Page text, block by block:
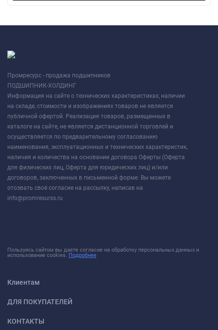
Промресурс - продажа подшипников
ПОДШИПНИК-ХОЛДИНГ
Информация на сайте о технических характеристиках, наличии
на складе, стоимости и изображениях товаров не является
публичной офертой. Реализация товаров, размещенных в
каталоге на сайте, не является дистанционной торговлей и
осуществляется по предварительному согласованию
наименования, эксплуатационных и технических характеристик,
наличия и количества на основании договора Оферты (Оферта
для физических лиц, Оферта для юридических лиц) и/или
договоров, заключенных в письменной форме. Вы можете
отозвать своё согласие на рассылку, написав на
info@promresurss.ru
Пользуясь сайтом вы даете согласие на обработку персональных данных и
использование cookies. Подробнее
Клиентам
ДЛЯ ПОКУПАТЕЛЕЙ
КОНТАКТЫ